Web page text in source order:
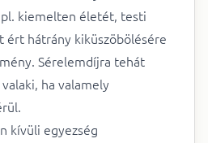
kiemelten életét, testi
ért hátrány kiküszöbölésére
Sérelemdíjra tehát
ha valamely
kívüli egyezség